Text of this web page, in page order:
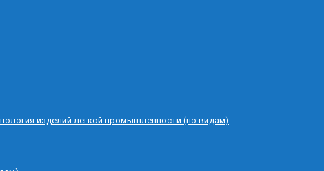
изделий легкой промышленности (по видам)